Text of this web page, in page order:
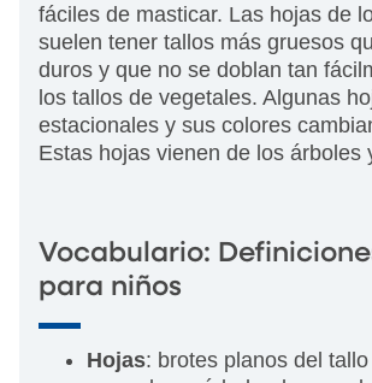
fáciles de masticar. Las hojas de
suelen tener tallos más gruesos
duros y que no se doblan tan
los tallos de vegetales. Algunas
estacionales y sus colores
Estas hojas vienen de los árboles
Vocabulario:
para niños
Hojas: brotes planos del